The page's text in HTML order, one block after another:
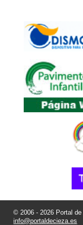
© 2006 - 2026 Portal
info@portaldecieza.es